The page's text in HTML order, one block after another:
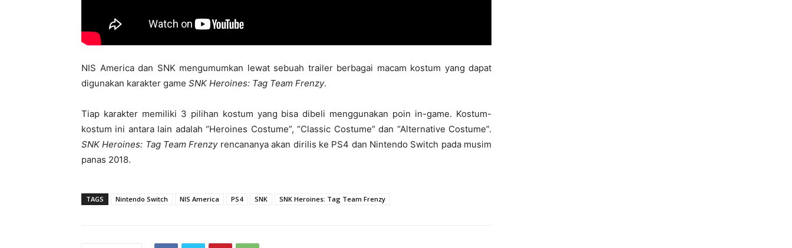
NIS America dan SNK mengumumkan lewat sebuah trailer berbagai macam kostum yang dapat
digunakan karakter game SNK Heroines: Tag Team Frenzy.
Tiap karakter memiliki 3 pilihan kostum yang bisa dibeli menggunakan poin in-game. Kostum-
kostum ini antara lain adalah “Heroines Costume”, “Classic Costume” dan “Alternative Costume”.
SNK Heroines: Tag Team Frenzyrencananya akan dirilis ke PS4 dan Nintendo Switch pada musim
panas 2018.
TAGS Nintendo Switch NIS America PS4 SNK SNK Heroines: Tag Team Frenzy